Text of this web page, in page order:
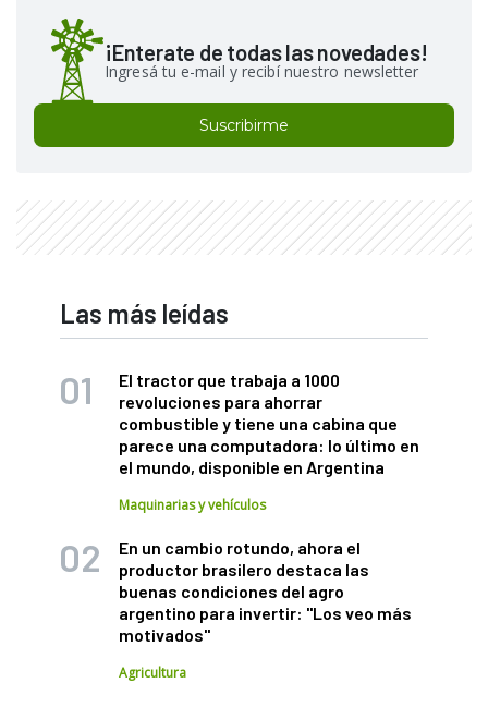
¡Enterate de todas las novedades!
Ingresá tu e-mail y recibí nuestro newsletter
Suscribirme
Las más leídas
El tractor que trabaja a 1000
revoluciones para ahorrar
combustible y tiene una cabina que
parece una computadora: lo último en
el mundo, disponible en Argentina
Maquinarias y vehículos
En un cambio rotundo, ahora el
productor brasilero destaca las
buenas condiciones del agro
argentino para invertir: "Los veo más
motivados"
Agricultura